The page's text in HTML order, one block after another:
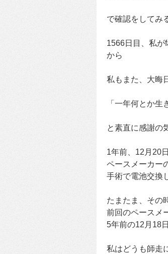
で確認をしてみ
1566日目、私が
から
私もまた、大晦
「一年何とか生
と素直に感謝の
1年前、12月20
ペースメーカー
手術で電池交換
たまたま、その
前回のペースメ
5年前の12月18
私はどうも師走